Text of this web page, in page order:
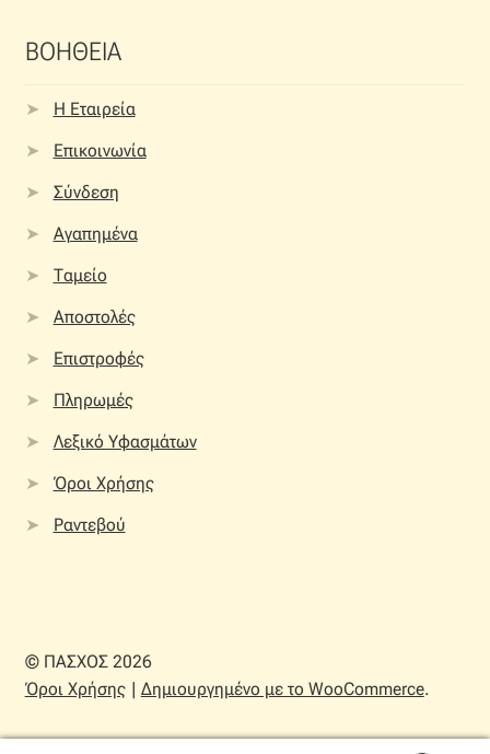
ΒΟΗΘΕΙΑ
Η Εταιρεία
Επικοινωνία
Σύνδεση
Αγαπημένα
Ταμείο
Αποστολές
Επιστροφές
Πληρωμές
Λεξικό Υφασμάτων
Όροι Χρήσης
Ραντεβού
© ΠΑΣΧΟΣ 2026
Όροι Χρήσης
Δημιουργημένο με το WooCommerce.